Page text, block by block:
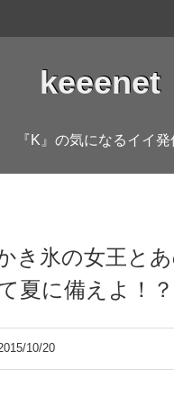
keeenet
『K』の気になるイイ発
き氷の女王とあ
夏に備えよ！？
10/20